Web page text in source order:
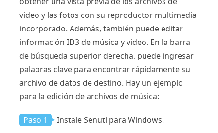
video y las fotos con su reproductor multimedia
incorporado. Además, también puede editar
información ID3 de música y video. En la barra
de búsqueda superior derecha, puede ingresar
palabras clave para encontrar rápidamente su
archivo de datos de destino. Hay un ejemplo
para la edición de archivos de música:
Paso 1 Instale Senuti para Windows.